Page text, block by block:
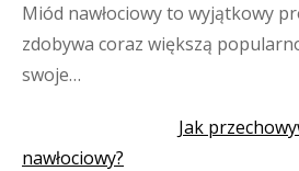
Miód nawłociowy to wyjątkowy
zdobywa coraz większą
swoje…
Jak
nawłociowy?